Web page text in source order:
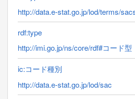
http://data.e-stat.go.jp/lod/terms/
rdf:type
http://imi.go.jp/ns/core/rdf#コード型
ic:コード種別
http://data.e-stat.go.jp/lod/sac